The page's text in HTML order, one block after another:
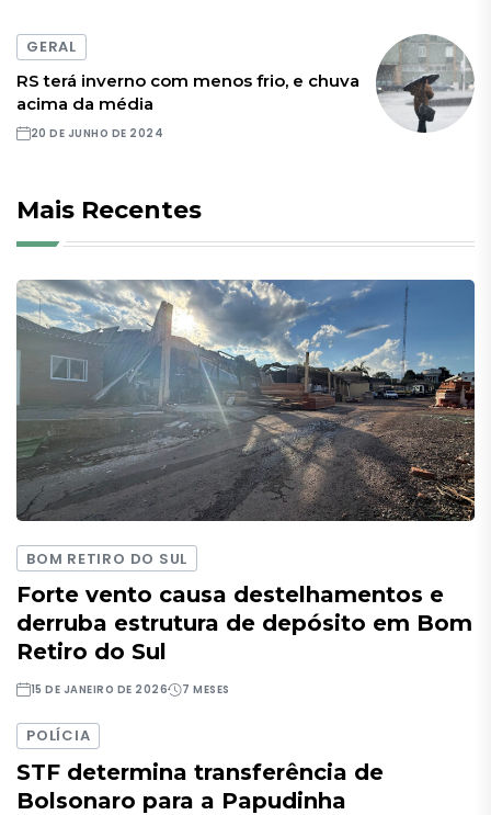
GERAL
RS terá inverno com menos frio, e chuva
acima da média
20 DE JUNHO DE 2024
Mais Recentes
BOM RETIRO DO SUL
Forte vento causa destelhamentos e
derruba estrutura de depósito em Bom
Retiro do Sul
15 DE JANEIRO DE 2026 7 MESES
POLÍCIA
STF determina transferência de
Bolsonaro para a Papudinha